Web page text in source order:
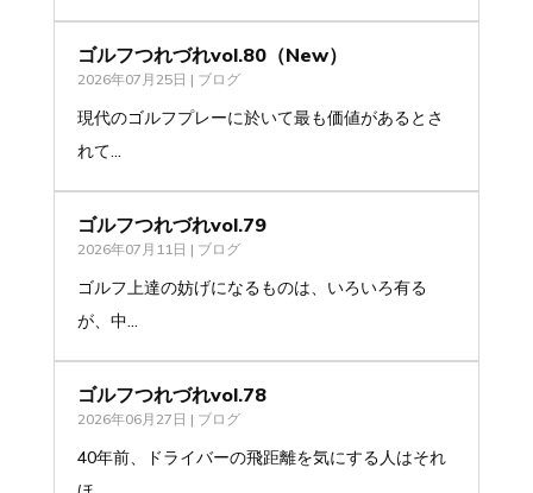
ゴルフつれづれvol.80（New）
2026年07月25日 | ブログ
現代のゴルフプレーに於いて最も価値があるとさ
れて...
ゴルフつれづれvol.79
2026年07月11日 | ブログ
ゴルフ上達の妨げになるものは、いろいろ有る
が、中...
ゴルフつれづれvol.78
2026年06月27日 | ブログ
40年前、ドライバーの飛距離を気にする人はそれ